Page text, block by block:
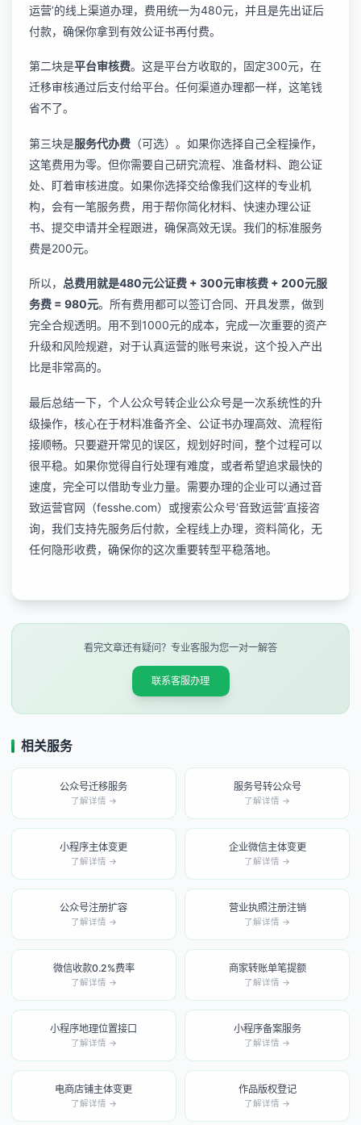
运营’的线上渠道办理，费用统一为480元，并且是先出证后
付款，确保你拿到有效公证书再付费。
第二块是平台审核费。这是平台方收取的，固定300元，在
迁移审核通过后支付给平台。任何渠道办理都一样，这笔钱
省不了。
第三块是服务代办费 （可选）。如果你选择自己全程操作，
这笔费用为零。但你需要自己研究流程、准备材料、跑公证
处、盯着审核进度。如果你选择交给像我们这样的专业机
构，会有一笔服务费，用于帮你简化材料、快速办理公证
书、提交申请并全程跟进，确保高效无误。我们的标准服务
费是200元。
所以， 总费用就是480元公证费 + 300元审核费 + 200元服
务费 = 980元。所有费用都可以签订合同、开具发票，做到
完全合规透明。用不到1000元的成本，完成一次重要的资产
升级和风险规避，对于认真运营的账号来说，这个投入产出
比是非常高的。
最后总结一下，个人公众号转企业公众号是一次系统性的升
级操作，核心在于材料准备齐全、公证书办理高效、流程衔
接顺畅。只要避开常见的误区，规划好时间，整个过程可以
很平稳。如果你觉得自行处理有难度，或者希望追求最快的
速度，完全可以借助专业力量。需要办理的企业可以通过音
致运营官网（fesshe.com）或搜索公众号‘音致运营’直接咨
询，我们支持先服务后付款，全程线上办理，资料简化，无
任何隐形收费，确保你的这次重要转型平稳落地。
看完文章还有疑问？专业客服为您一对一解答
联系客服办理
相关服务
公众号迁移服务
了解详情 →
服务号转公众号
了解详情 →
小程序主体变更
了解详情 →
企业微信主体变更
了解详情 →
公众号注册扩容
了解详情 →
营业执照注册注销
了解详情 →
微信收款0.2%费率
了解详情 →
商家转账单笔提额
了解详情 →
小程序地理位置接口
了解详情 →
小程序备案服务
了解详情 →
电商店铺主体变更
了解详情 →
作品版权登记
了解详情 →